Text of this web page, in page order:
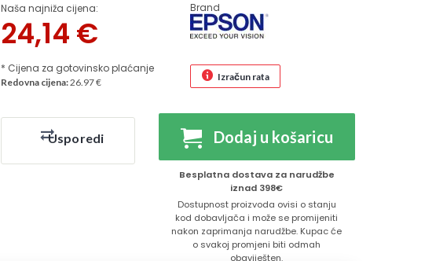
Naša najniža cijena:
24,14 €
* Cijena za gotovinsko plaćanje
Brand
Redovna cijena:26.97 € Izračun rata
Usporedi Dodaj u košaricu
Besplatna dostava za narudžbe
iznad 398€
Dostupnost proizvoda ovisi o stanju
kod dobavljača i može se promijeniti
nakon zaprimanja narudžbe. Kupac će
o svakoj promjeni biti odmah
obaviješten.